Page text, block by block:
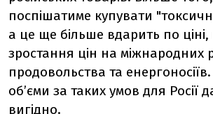
поспішатиме купувати
а це ще більше вдарить по
зростання цін на міжнародних
продовольства та
об’єми за таких умов для Росії
вигідно.